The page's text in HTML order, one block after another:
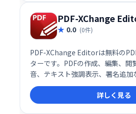
PDF-XChange
0.0 (0件)
PDF-XChange Editorは無料の
ターです。PDFの作成、編集、閲
音、テキスト強調表示、署名追加
います。特に光学式文字認識
した文書をテキスト検索可能な
ものです。職場でのPDF活用に
詳しく見る